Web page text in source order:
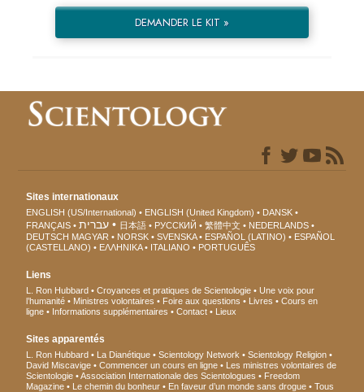
DEMANDER LE KIT »
Sites internationaux
ENGLISH (US/International) ENGLISH (United Kingdom)
DANSK
FRANÇAIS
עברית 日本語 РУССКИЙ 繁體中文
NEDERLANDS
DEUTSCH MAGYAR NORSK SVENSKA ESPAÑOL (LATINO)
ESPAÑOL
(CASTELLANO)
ΕΛΛΗΝΙΚA ITALIANO PORTUGUÊS
Liens
L. Ron Hubbard Croyances et pratiques de Scientologie
Une voix pour
l’humanité
Ministres volontaires Foire aux questions Livres
Cours en
ligne
Informations supplémentaires Contact Lieux
Sites apparentés
L. Ron Hubbard La Dianétique Scientology Network
Scientology Religion
David Miscavige
Commencer un cours en ligne
Les ministres volontaires de
Scientologie
Association Internationale des Scientologues
Freedom
Magazine
Le chemin du bonheur En faveur d’un monde sans drogue Tous